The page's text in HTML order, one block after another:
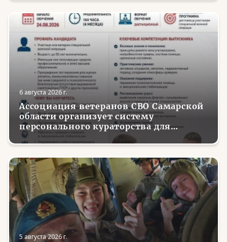
6 августа 2026 г.
Ассоциация ветеранов СВО Самарской
области организует систему
персонального кураторства для
трудоустройства и социализации
вернувшихся с фронта бойцов
5 августа 2026 г.